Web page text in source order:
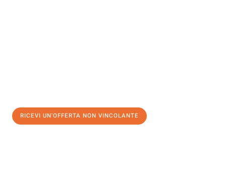
RICEVI UN'OFFERTA NON VINCOLANTE